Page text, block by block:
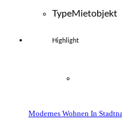
TypeMietobjekt
Highlight
Modernes Wohnen In